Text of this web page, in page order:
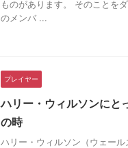
ものがあります。 そのことを
のメンバ ...
プレイヤー
ハリー・ウィルソンにと
の時
ハリー・ウィルソン（ウェール